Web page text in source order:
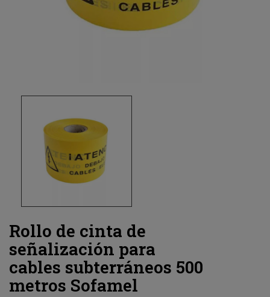
Rollo de cinta de
señalización para
cables subterráneos 500
metros Sofamel